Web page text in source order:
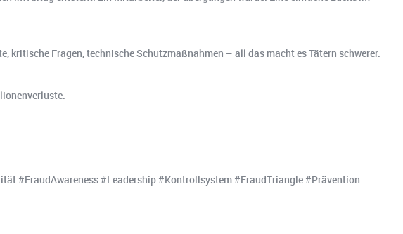
kritische Fragen, technische Schutzmaßnahmen – all das macht es Tätern schwerer.
#FraudAwareness #Leadership #Kontrollsystem #FraudTriangle #Prävention